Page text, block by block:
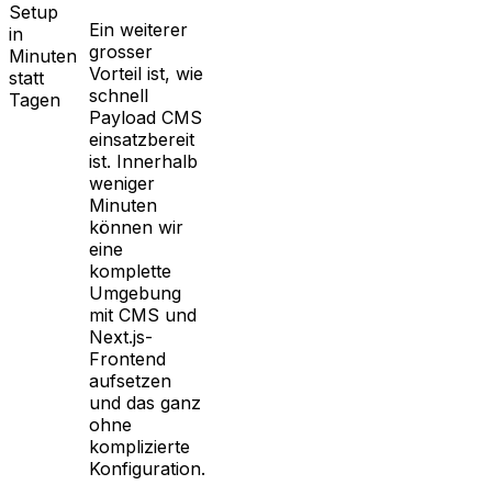
Setup
in
Minuten
statt
Tagen
Ein weiterer
grosser
Vorteil ist, wie
schnell
Payload CMS
einsatzbereit
ist. Innerhalb
weniger
Minuten
können wir
eine
komplette
Umgebung
mit CMS und
Next.js-
Frontend
aufsetzen
und das ganz
ohne
komplizierte
Konfiguration.